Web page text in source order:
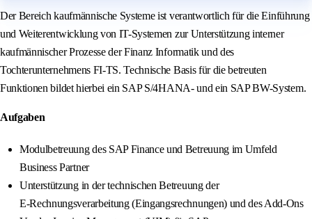
Der Bereich kaufmännische Systeme ist verantwortlich für die Einführung
und Weiterentwicklung von IT-Systemen zur Unterstützung interner
kaufmännischer Prozesse der Finanz Informatik und des
Tochterunternehmens FI-TS. Technische Basis für die betreuten
Funktionen bildet hierbei ein SAP S/4HANA- und ein SAP BW-System.
Aufgaben
Modulbetreuung des SAP Finance und Betreuung im Umfeld
Business Partner
Unterstützung in der technischen Betreuung der
E‑Rechnungsverarbeitung (Eingangsrechnungen) und des Add‑Ons